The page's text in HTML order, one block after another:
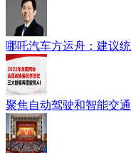
哪吒汽车方运舟：建议
聚焦自动驾驶和智能交